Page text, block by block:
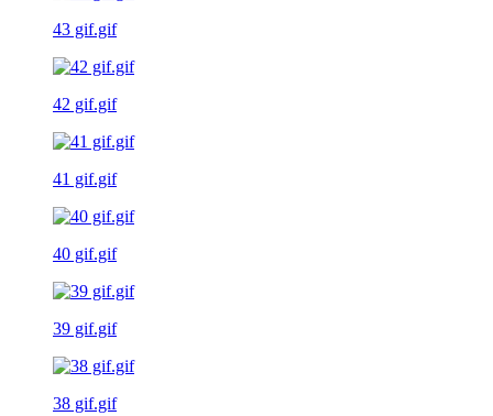
43 gif.gif
42 gif.gif
41 gif.gif
40 gif.gif
39 gif.gif
38 gif.gif